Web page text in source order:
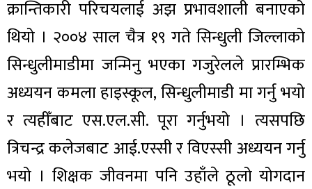
क्रान्तिकारी परिचयलाई अझ प्रभावशाली बनाएको
थियो । २००४ साल चैत्र १९ गते सिन्धुली जिल्लाको
सिन्धुलीमाडीमा जन्मिनु भएका गजुरेलले प्रारम्भिक
अध्ययन कमला हाइस्कूल, सिन्धुलीमाडी मा गर्नु भयो
र त्यहीँबाट एस.एल.सी. पूरा गर्नुभयो । त्यसपछि
त्रिचन्द्र कलेजबाट आई.एस्सी र विएस्सी अध्ययन गर्नु
भयो । शिक्षक जीवनमा पनि उहाँले ठूलो योगदान